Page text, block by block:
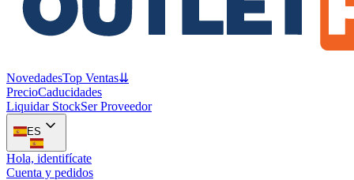
NovedadesTop Ventas⇊
PrecioCaducidades
Liquidar StockSer Proveedor
ES
Hola, identifícate
Cuenta y pedidos